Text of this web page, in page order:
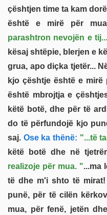
çështjen time ta kam
është e mirë për
parashtron nevojën e
kësaj shtëpie, blerjen e
grua, apo diçka tjetër...
kjo çështje është e mirë
është mbrojtja e
këtë botë, dhe për të
do të përfundojë kjo
saj. Ose ka thënë: "...të
këtë botë dhe në
realizoje për mua. "...ma
të dhe m'i shto të
punë, për të cilën
mua, për fenë, jetën